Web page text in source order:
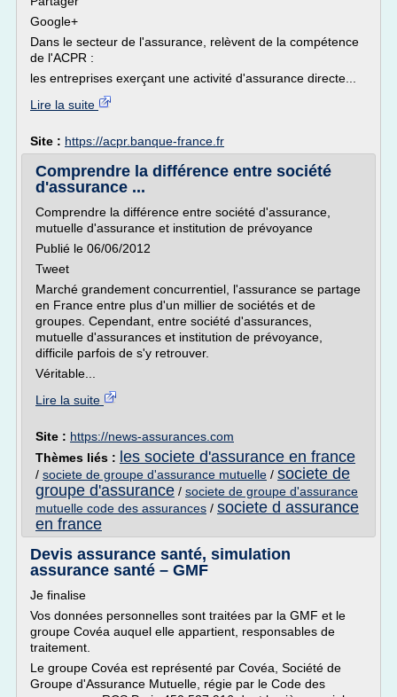
Google+
Dans le secteur de l'assurance, relèvent de la compétence
de l'ACPR :
les entreprises exerçant une activité d'assurance directe...
Lire la suite
Site : https://acpr.banque-france.fr
Comprendre la différence entre société
d'assurance ...
Comprendre la différence entre société d'assurance,
mutuelle d'assurance et institution de prévoyance
Publié le 06/06/2012
Tweet
Marché grandement concurrentiel, l'assurance se partage
en France entre plus d'un millier de sociétés et de
groupes. Cependant, entre société d'assurances,
mutuelle d'assurances et institution de prévoyance,
difficile parfois de s'y retrouver.
Véritable...
Lire la suite
Site : https://news-assurances.com
Thèmes liés : les societe d'assurance en france
/ societe de groupe d'assurance mutuelle / societe de
groupe d'assurance / societe de groupe d'assurance
mutuelle code des assurances / societe d assurance
en france
Devis assurance santé, simulation
assurance santé – GMF
Je finalise
Vos données personnelles sont traitées par la GMF et le
groupe Covéa auquel elle appartient, responsables de
traitement.
Le groupe Covéa est représenté par Covéa, Société de
Groupe d'Assurance Mutuelle, régie par le Code des